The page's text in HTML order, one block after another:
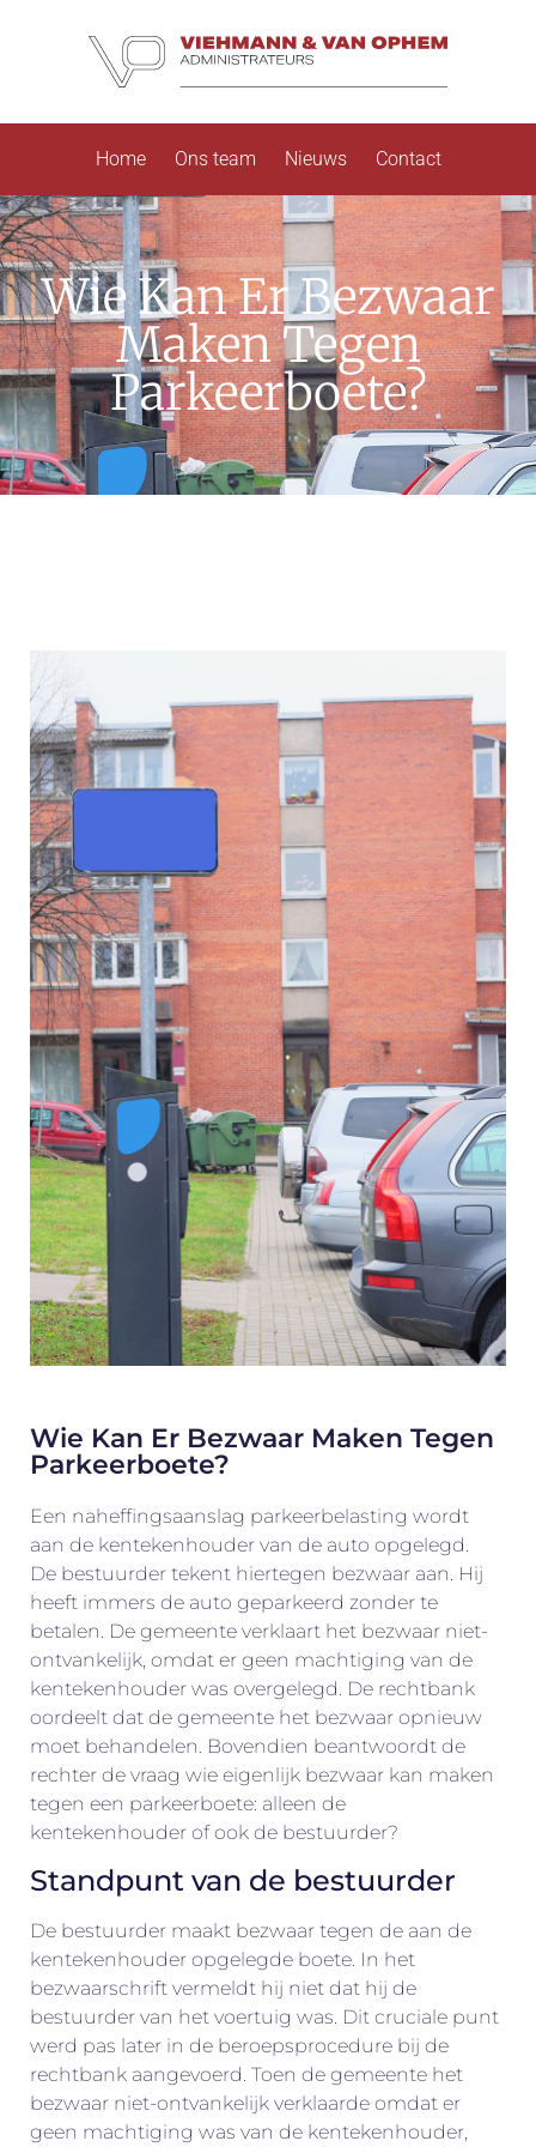
Home Ons team Nieuws Contact
Wie Kan Er Bezwaar
Maken Tegen
Parkeerboete?
Wie Kan Er Bezwaar Maken Tegen
Parkeerboete?
Een naheffingsaanslag parkeerbelasting wordt
aan de kentekenhouder van de auto opgelegd.
De bestuurder tekent hiertegen bezwaar aan. Hij
heeft immers de auto geparkeerd zonder te
betalen. De gemeente verklaart het bezwaar niet-
ontvankelijk, omdat er geen machtiging van de
kentekenhouder was overgelegd. De rechtbank
oordeelt dat de gemeente het bezwaar opnieuw
moet behandelen. Bovendien beantwoordt de
rechter de vraag wie eigenlijk bezwaar kan maken
tegen een parkeerboete: alleen de
kentekenhouder of ook de bestuurder?
Standpunt van de bestuurder
De bestuurder maakt bezwaar tegen de aan de
kentekenhouder opgelegde boete. In het
bezwaarschrift vermeldt hij niet dat hij de
bestuurder van het voertuig was. Dit cruciale punt
werd pas later in de beroepsprocedure bij de
rechtbank aangevoerd. Toen de gemeente het
bezwaar niet-ontvankelijk verklaarde omdat er
geen machtiging was van de kentekenhouder,